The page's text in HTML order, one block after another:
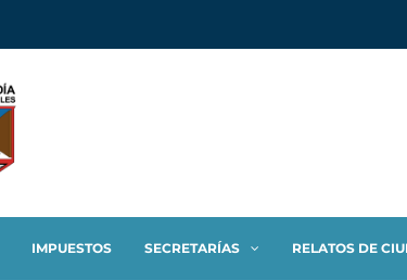
IMPUESTOS SECRETARÍAS RELATOS DE